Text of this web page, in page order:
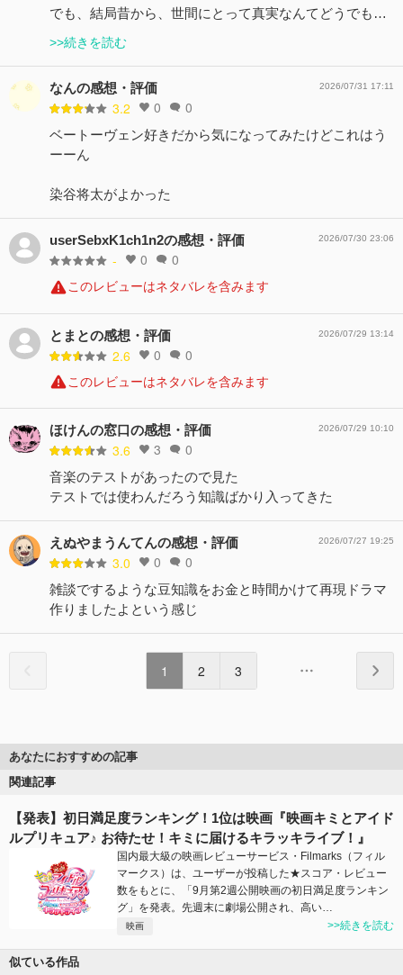
でも、結局昔から、世間にとって真実なんてどうでも…
>>続きを読む
なんの感想・評価
3.2 0 0
2026/07/31 17:11
ベートーヴェン好きだから気になってみたけどこれはう
ーーん
染谷将太がよかった
userSebxK1ch1n2の感想・評価
- 0 0
2026/07/30 23:06
このレビューはネタバレを含みます
とまとの感想・評価
2.6 0 0
2026/07/29 13:14
このレビューはネタバレを含みます
ほけんの窓口の感想・評価
3.6 3 0
2026/07/29 10:10
音楽のテストがあったので見た
テストでは使わんだろう知識ばかり入ってきた
えぬやまうんてんの感想・評価
3.0 0 0
2026/07/27 19:25
雑談でするような豆知識をお金と時間かけて再現ドラマ
作りましたよという感じ
1 2 3
あなたにおすすめの記事
関連記事
【発表】初日満足度ランキング！1位は映画『映画キミとアイド
ルプリキュア♪ お待たせ！キミに届けるキラッキライブ！』
国内最大級の映画レビューサービス・Filmarks（フィル
マークス）は、ユーザーが投稿した★スコア・レビュー
数をもとに、「9月第2週公開映画の初日満足度ランキン
グ」を発表。先週末に劇場公開され、高い…
映画 >>続きを読む
似ている作品